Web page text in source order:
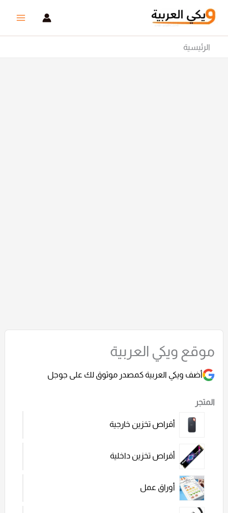
تخطي
المحتوى
الرئيسية
موقع ويكي العربية
أضف ويكي العربية كمصدر موثوق لك على جوجل
المتجر
أقراص تخزين خارجية
أقراص تخزين داخلية
أوراق عمل